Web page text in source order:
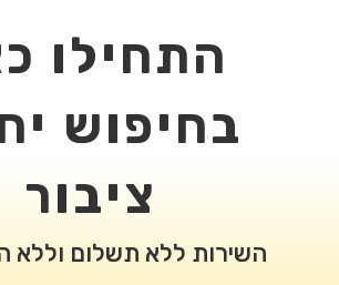
התחילו
בחיפוש
ציבור
השירות ללא תשלום וללא